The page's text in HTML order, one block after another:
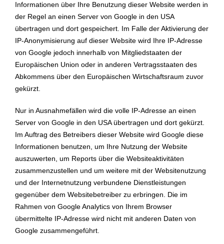
Informationen über Ihre Benutzung dieser Website werden in
der Regel an einen Server von Google in den USA
übertragen und dort gespeichert. Im Falle der Aktivierung der
IP-Anonymisierung auf dieser Website wird Ihre IP-Adresse
von Google jedoch innerhalb von Mitgliedstaaten der
Europäischen Union oder in anderen Vertragsstaaten des
Abkommens über den Europäischen Wirtschaftsraum zuvor
gekürzt.
Nur in Ausnahmefällen wird die volle IP-Adresse an einen
Server von Google in den USA übertragen und dort gekürzt.
Im Auftrag des Betreibers dieser Website wird Google diese
Informationen benutzen, um Ihre Nutzung der Website
auszuwerten, um Reports über die Websiteaktivitäten
zusammenzustellen und um weitere mit der Websitenutzung
und der Internetnutzung verbundene Dienstleistungen
gegenüber dem Websitebetreiber zu erbringen. Die im
Rahmen von Google Analytics von Ihrem Browser
übermittelte IP-Adresse wird nicht mit anderen Daten von
Google zusammengeführt.